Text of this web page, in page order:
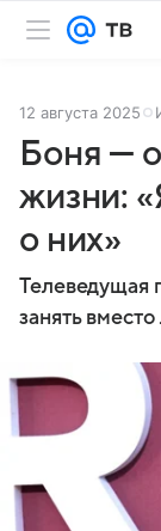
12 августа 2025
Боня —
жизни:
о них»
Телеведущая
занять